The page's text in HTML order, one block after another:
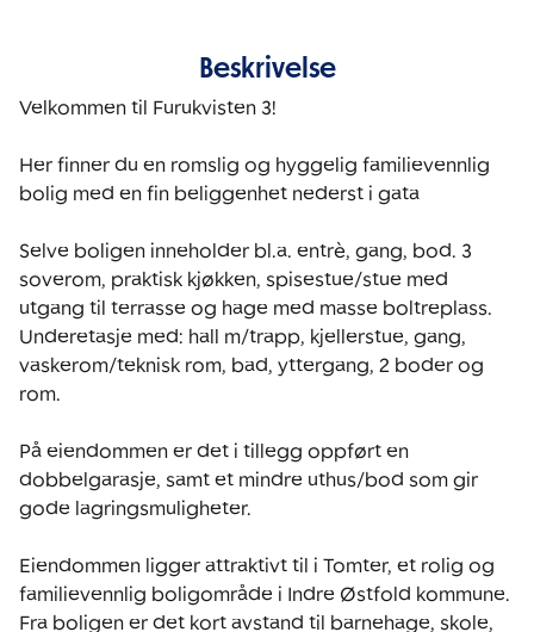
Beskrivelse
Velkommen til Furukvisten 3!
Her finner du en romslig og hyggelig familievennlig
bolig med en fin beliggenhet nederst i gata
Selve boligen inneholder bl.a. entrè, gang, bod. 3
soverom, praktisk kjøkken, spisestue/stue med
utgang til terrasse og hage med masse boltreplass.
Underetasje med: hall m/trapp, kjellerstue, gang,
vaskerom/teknisk rom, bad, yttergang, 2 boder og
rom.
På eiendommen er det i tillegg oppført en
dobbelgarasje, samt et mindre uthus/bod som gir
gode lagringsmuligheter.
Eiendommen ligger attraktivt til i Tomter, et rolig og
familievennlig boligområde i Indre Østfold kommune.
Fra boligen er det kort avstand til barnehage, skole,